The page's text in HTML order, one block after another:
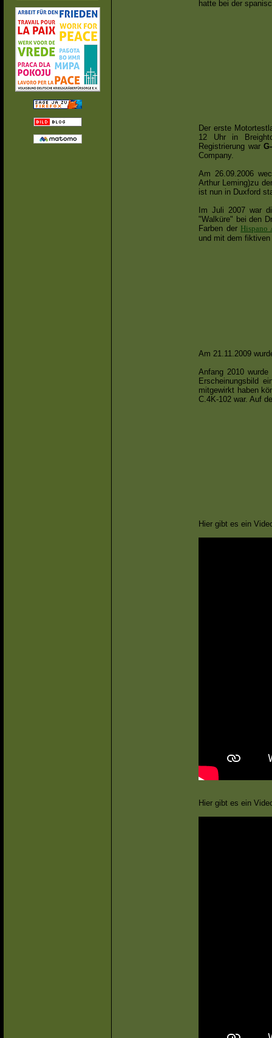
hatte bei der
Der erste
12 Uhr in
Registrierung war
Company.
Am 26.09.2006
Arthur Leming)zu
ist nun in Duxford
Im Juli 2007 war
"Walküre" bei den
Farben der Hispano
und mit dem
Am 21.11.2009
Anfang 2010
Erscheinungsbild
mitgewirkt haben
C.4K-102 war. Auf
Hier gibt es ein
Hier gibt es ein